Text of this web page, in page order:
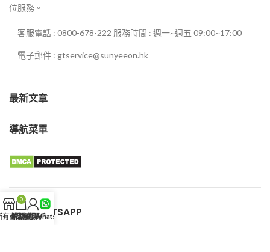
位服務。
客服電話 : 0800-678-222 服務時間 : 週一~週五 09:00~17:00
電子郵件 : gtservice@sunyeeon.hk
最新文章
導航菜單
客服WHATSAPP
有商品
0
購物車我的賬戶
客服WhatsApp